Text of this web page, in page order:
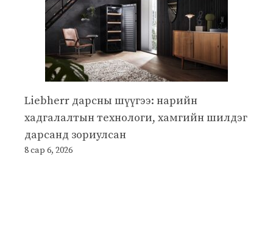
Liebherr дарсны шүүгээ: нарийн
хадгалалтын технологи, хамгийн шилдэг
дарсанд зориулсан
8 сар 6, 2026